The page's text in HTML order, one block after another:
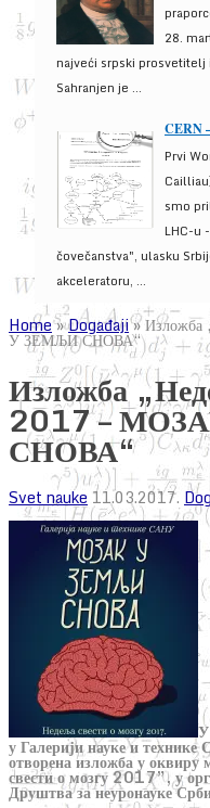
28.
najveći srpski prosvetitelj
Sahranjen je ...
CERN
Prvi
smo
LHC-u
čovečanstva", ulasku
akceleratoru, ...
Home»Događaji»Изложба
У ЗЕМЉИ СНОВА“
Изложба
2017 –
СНОВА“
Svet nauke 11.03.2017.
у Галерији науке и
отворена изложба у оквиру
свести о мозгу 2017”, у
Друштва за неуронауке